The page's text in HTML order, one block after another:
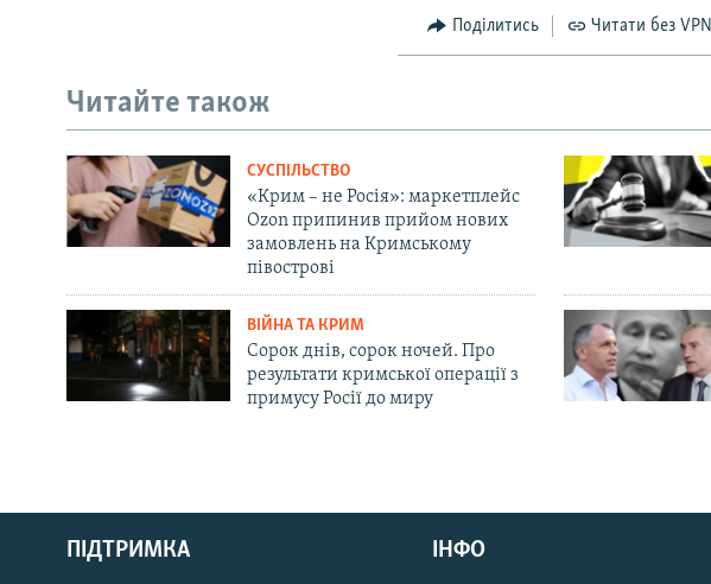
Русский
Qırımtatar
Поділитись Читати без VPN
Читайте також
СУСПІЛЬСТВО
«Крим – не Росія»: маркетплейс
Ozon припинив прийом нових
замовлень на Кримському
півострові
ВІЙНА ТА КРИМ
Сорок днів, сорок ночей. Про
результати кримської операції з
примусу Росії до миру
ПІДТРИМКА ІНФО